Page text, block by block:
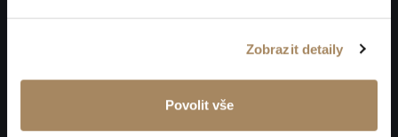
Zobrazit detaily
Povolit vše